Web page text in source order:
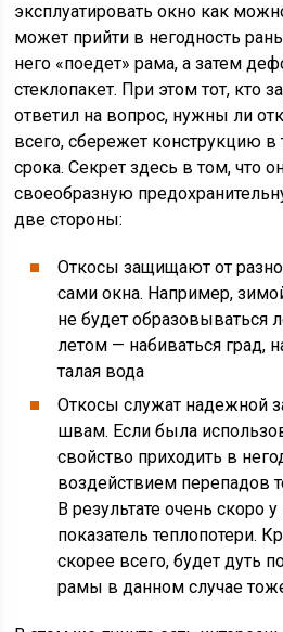
эксплуатировать окно как
может прийти в негодность
него «поедет» рама, а затем
стеклопакет. При этом тот, кто
ответил на вопрос, нужны ли
всего, сбережет конструкцию в
срока. Секрет здесь в том, что
своеобразную
две стороны:
Откосы защищают от
сами окна. Например,
не будет образовываться
летом — набиваться град,
талая вода
Откосы служат надежной
швам. Если была
свойство приходить в
воздействием перепадов
В результате очень скоро
показатель теплопотери.
скорее всего, будет дуть
рамы в данном случае